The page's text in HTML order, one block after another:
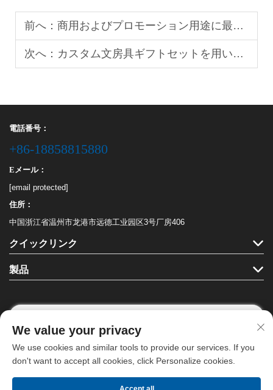
前へ： 商用およびプロモーション用途に最適なステッカー素材は何ですか？
次へ： カスタム文房具ギフトセットを用いたB2B顧客へのターゲティング方法
電話番号：
+86-18858815880
Eメール：
[email protected]
住所：
中国浙江省温州市龙港市远德工业园区3号厂房406
クイックリンク
製品
フォローする
Copyright © 龍港ハハ文具有限公司。全著作権を保有します。 -
プライバシ
We value your privacy
We use cookies and similar tools to provide our services. If you
don't want to accept all cookies, click Personalize cookies.